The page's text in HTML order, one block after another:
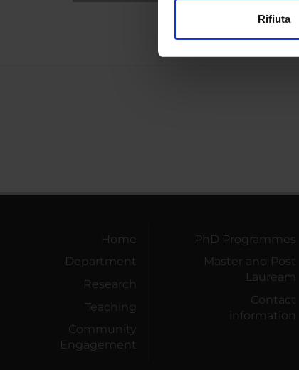
Rifiuta
Home
Department
Research
Teaching
Community
Engagement
PhD Programmes
Master and Post
Lauream
Contact
information